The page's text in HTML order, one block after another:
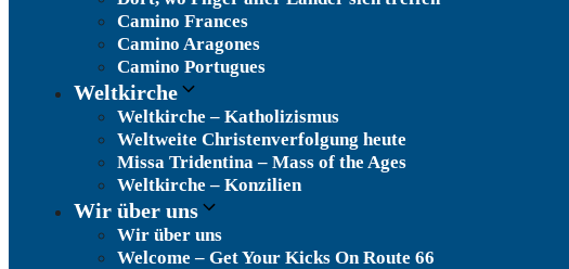
Camino Frances
Camino Aragones
Camino Portugues
Weltkirche
Weltkirche – Katholizismus
Weltweite Christenverfolgung heute
Missa Tridentina – Mass of the Ages
Weltkirche – Konzilien
Wir über uns
Wir über uns
Welcome – Get Your Kicks On Route 66